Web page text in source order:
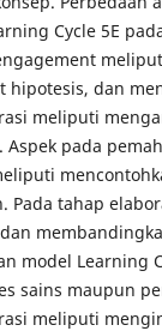
Cycle 5E
hipotesis, dan
meliputi
pada
Pada tahap
model Learning
sains maupun
meliputi